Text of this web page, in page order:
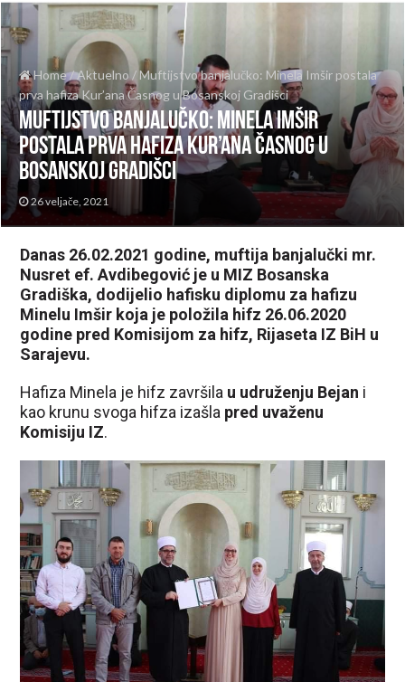
Home/Aktuelno /Muftijstvo banjalučko: Minela Imšir postala
prva hafiza Kur’ana Časnog u Bosanskoj Gradišci
Muftijstvo banjalučko: Minela Imšir
postala prva hafiza Kur’ana Časnog u
Bosanskoj Gradišci
26 veljače, 2021
Danas 26.02.2021 godine, muftija banjalučki mr.
Nusret ef. Avdibegović je u MIZ Bosanska
Gradiška, dodijelio hafisku diplomu za hafizu
Minelu Imšir koja je položila hifz 26.06.2020
godine pred Komisijom za hifz, Rijaseta IZ BiH u
Sarajevu.
Hafiza Minela je hifz završila u udruženju Bejan i
kao krunu svoga hifza izašla pred uvaženu
Komisiju IZ.